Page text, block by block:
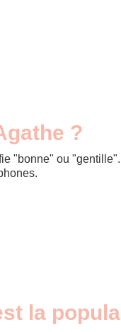
?
"bonne" ou "gentille".
la